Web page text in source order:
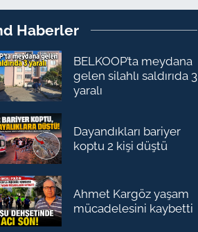
Haberler
BELKOOP’ta meydana
gelen silahlı saldırıda 3
yaralı
Dayandıkları bariyer
koptu 2 kişi düştü
Ahmet Kargöz yaşam
mücadelesini kaybetti